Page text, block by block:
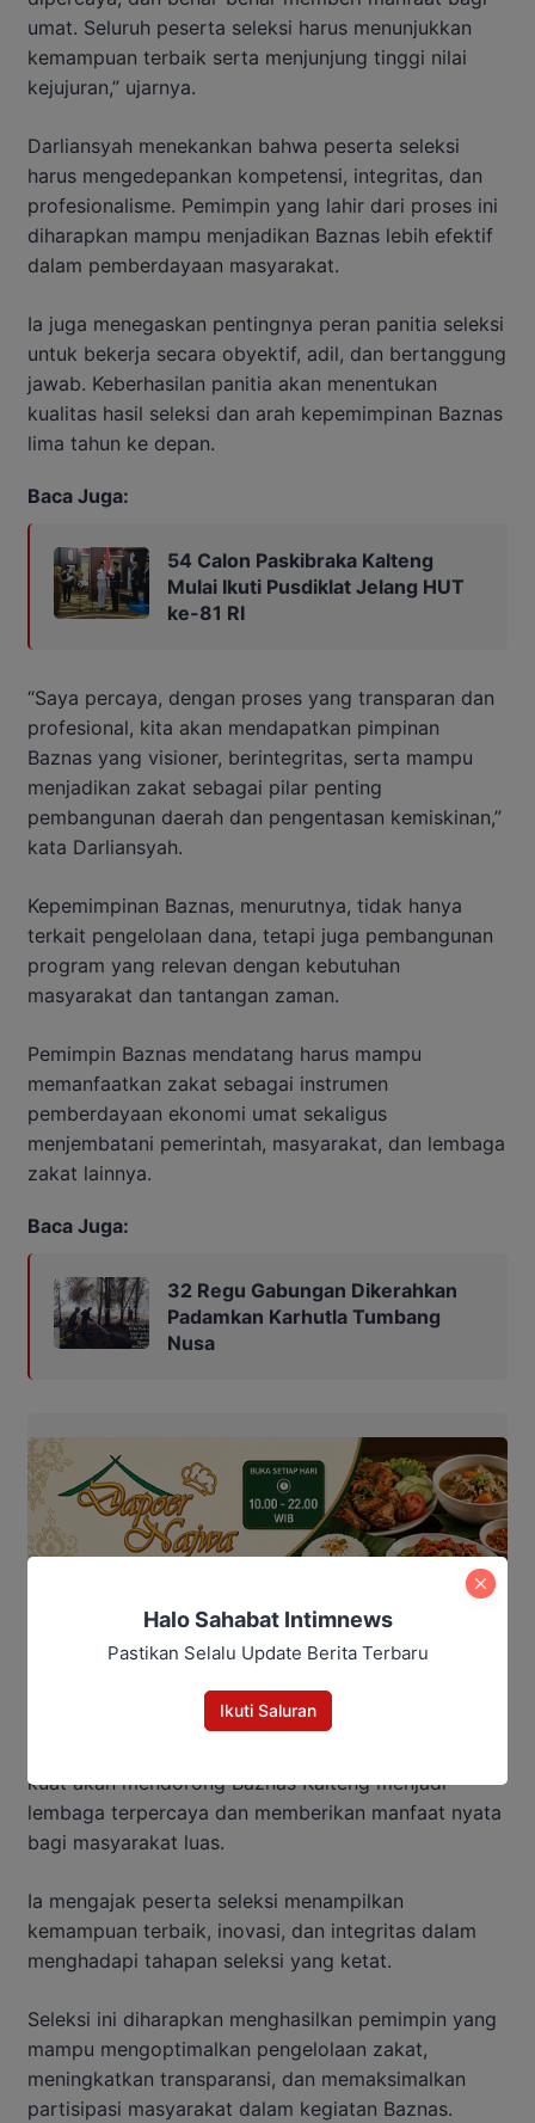
umat. Seluruh peserta seleksi harus menunjukkan
kemampuan terbaik serta menjunjung tinggi nilai
kejujuran,” ujarnya.
Darliansyah menekankan bahwa peserta seleksi
harus mengedepankan kompetensi, integritas, dan
profesionalisme. Pemimpin yang lahir dari proses ini
diharapkan mampu menjadikan Baznas lebih efektif
dalam pemberdayaan masyarakat.
Ia juga menegaskan pentingnya peran panitia seleksi
untuk bekerja secara obyektif, adil, dan bertanggung
jawab. Keberhasilan panitia akan menentukan
kualitas hasil seleksi dan arah kepemimpinan Baznas
lima tahun ke depan.
Baca Juga:
54 Calon Paskibraka Kalteng
Mulai Ikuti Pusdiklat Jelang HUT
ke-81 RI
“Saya percaya, dengan proses yang transparan dan
profesional, kita akan mendapatkan pimpinan
Baznas yang visioner, berintegritas, serta mampu
menjadikan zakat sebagai pilar penting
pembangunan daerah dan pengentasan kemiskinan,”
kata Darliansyah.
Kepemimpinan Baznas, menurutnya, tidak hanya
terkait pengelolaan dana, tetapi juga pembangunan
program yang relevan dengan kebutuhan
masyarakat dan tantangan zaman.
Pemimpin Baznas mendatang harus mampu
memanfaatkan zakat sebagai instrumen
pemberdayaan ekonomi umat sekaligus
menjembatani pemerintah, masyarakat, dan lembaga
zakat lainnya.
Baca Juga:
32 Regu Gabungan Dikerahkan
Padamkan Karhutla Tumbang
Nusa
kuat akan mendorong Baznas Kalteng menjadi
lembaga terpercaya dan memberikan manfaat nyata
bagi masyarakat luas.
Ia mengajak peserta seleksi menampilkan
kemampuan terbaik, inovasi, dan integritas dalam
menghadapi tahapan seleksi yang ketat.
Seleksi ini diharapkan menghasilkan pemimpin yang
mampu mengoptimalkan pengelolaan zakat,
meningkatkan transparansi, dan memaksimalkan
partisipasi masyarakat dalam kegiatan Baznas.
Halo Sahabat Intimnews
Pastikan Selalu Update Berita Terbaru
Ikuti Saluran